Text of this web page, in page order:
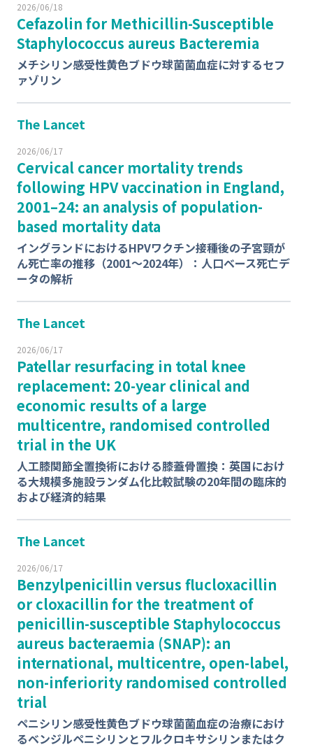
2026/06/18
Cefazolin for Methicillin-Susceptible
Staphylococcus aureus Bacteremia
メチシリン感受性黄色ブドウ球菌菌血症に対するセフ
ァゾリン
The Lancet
2026/06/17
Cervical cancer mortality trends
following HPV vaccination in England,
2001–24: an analysis of population-
based mortality data
イングランドにおけるHPVワクチン接種後の子宮頸が
ん死亡率の推移（2001～2024年）：人口ベース死亡デ
ータの解析
The Lancet
2026/06/17
Patellar resurfacing in total knee
replacement: 20-year clinical and
economic results of a large
multicentre, randomised controlled
trial in the UK
人工膝関節全置換術における膝蓋骨置換：英国におけ
る大規模多施設ランダム化比較試験の20年間の臨床的
および経済的結果
The Lancet
2026/06/17
Benzylpenicillin versus flucloxacillin
or cloxacillin for the treatment of
penicillin-susceptible Staphylococcus
aureus bacteraemia (SNAP): an
international, multicentre, open-label,
non-inferiority randomised controlled
trial
ペニシリン感受性黄色ブドウ球菌菌血症の治療におけ
るベンジルペニシリンとフルクロキサシリンまたはク